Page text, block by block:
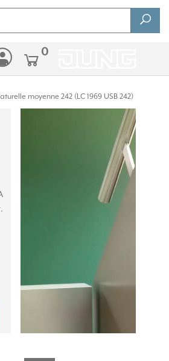
0
moyenne 242 (LC 1969 USB 242)